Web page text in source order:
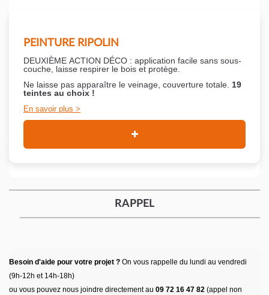
PEINTURE RIPOLIN
DEUXIÈME ACTION DÉCO : application facile sans sous-
couche, laisse respirer le bois et protège.
Ne laisse pas apparaître le veinage, couverture totale. 19
teintes au choix !
En savoir plus
RAPPEL
Besoin d'aide pour votre projet ? On vous rappelle du lundi au vendredi
(9h-12h et 14h-18h)
ou vous pouvez nous joindre directement au 09 72 16 47 82 (appel non